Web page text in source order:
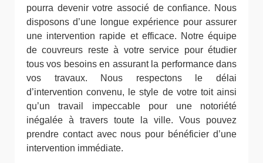
pourra devenir votre associé de confiance. Nous
disposons d’une longue expérience pour assurer
une intervention rapide et efficace. Notre équipe
de couvreurs reste à votre service pour étudier
tous vos besoins en assurant la performance dans
vos travaux. Nous respectons le délai
d’intervention convenu, le style de votre toit ainsi
qu’un travail impeccable pour une notoriété
inégalée à travers toute la ville. Vous pouvez
prendre contact avec nous pour bénéficier d’une
intervention immédiate.